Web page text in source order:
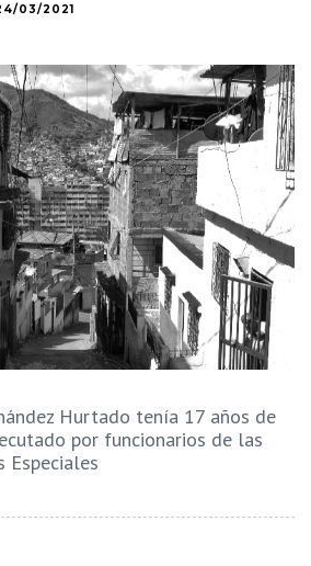
03/2021
Hurtado tenía 17 años de
por funcionarios de las
Especiales